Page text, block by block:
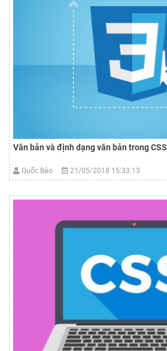
Văn bản và định dạng văn bản trong CSS
Quốc Bảo 21/05/2018 15:33:13